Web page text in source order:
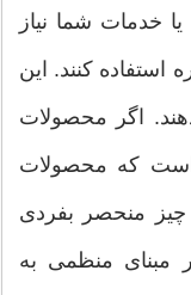
خدمات شما نیاز
استفاده کنند. این
اگر محصولات
است که محصولات
چیز منحصر بفردی
مبنای منظمی به